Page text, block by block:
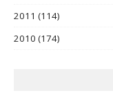
2011 (114)
2010 (174)